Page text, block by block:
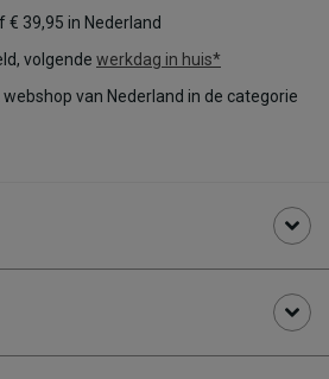
39,95 in Nederland
volgende werkdag in huis*
van Nederland in de categorie